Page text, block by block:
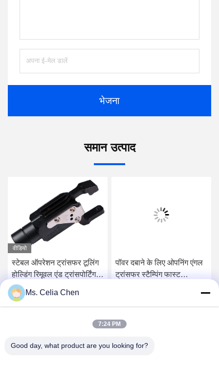
भेजना
समान उत्पाद
वीडियो
स्टेबल ऑपरेशन ट्रांसफर टूलिंग
होल्डिंग रिमूवल एंड ट्रांसपोर्टिंग
मेटल कॉइल
सबसे अच्छी कीमत पाएं
पॉवर दबाने के लिए ओपनिंग एंगल
ट्रांसफर स्टैम्पिंग फास्ट
सबसे अच्छी कीमत पाएं
Ms. Celia Chen
7:24 PM
Good day, what product are you looking for?